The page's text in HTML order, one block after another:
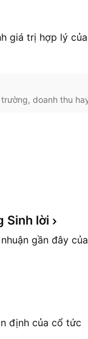
giá trị hợp lý
doanh thu
Sinh lời
gần đây
định của cổ tức